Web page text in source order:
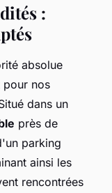
:
absolue
pour nos
dans un
près de
parking
ainsi les
rencontrées